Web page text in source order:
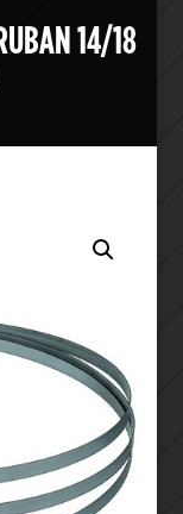
14/18